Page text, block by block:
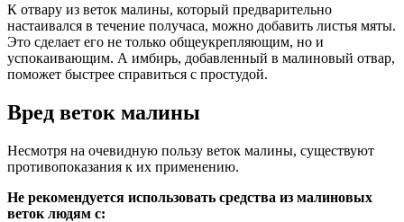
К отвару из веток малины, который предварительно
настаивался в течение получаса, можно добавить листья мяты.
Это сделает его не только общеукрепляющим, но и
успокаивающим. А имбирь, добавленный в малиновый отвар,
поможет быстрее справиться с простудой.
Вред веток малины
Несмотря на очевидную пользу веток малины, существуют
противопоказания к их применению.
Не рекомендуется использовать средства из малиновых
веток людям с: